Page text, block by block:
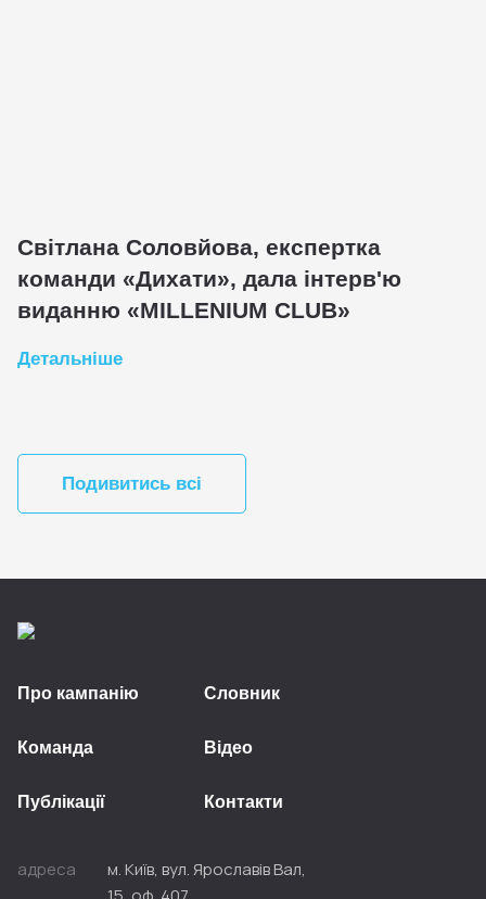
Світлана Соловйова, експертка
команди «Дихати», дала інтерв'ю
виданню «MILLENIUM CLUB»
Детальніше
Подивитись всі
Про кампанію
Команда
Публікації
Словник
Відео
Контакти
адреса
м. Київ, вул. Ярославів Вал,